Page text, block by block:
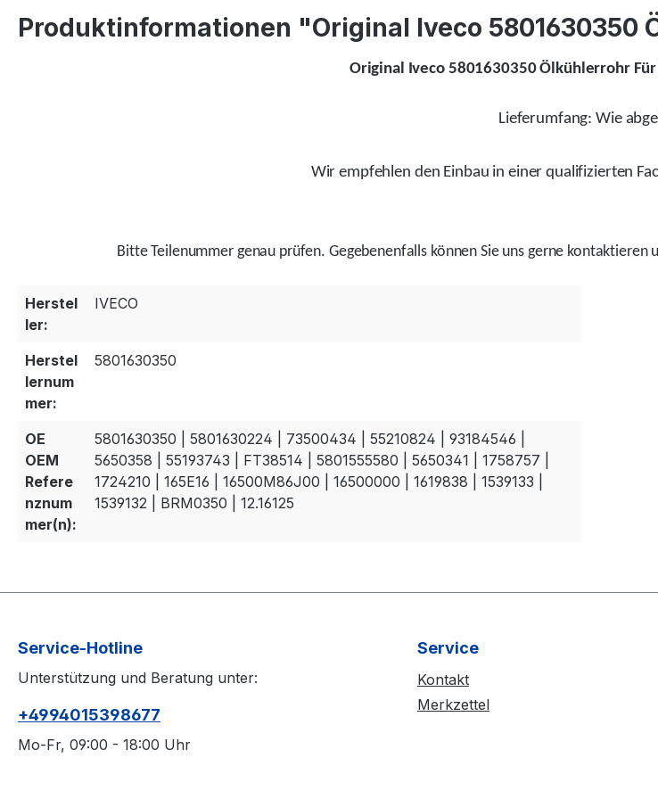
Produktinformationen "Original Iveco 5801630350
Original Iveco 5801630350 Ölkühlerrohr
Lieferumfang: Wie
Wir empfehlen den Einbau in einer qualifizierten
Bitte Teilenummer genau prüfen. Gegebenenfalls können Sie uns gerne kontaktieren
Herstel
ler:
IVECO
Herstel
lernum
mer:
5801630350
OE
OEM
Refere
nznum
mer(n):
5801630350 | 5801630224 | 73500434 | 55210824 | 93184546 |
5650358 | 55193743 | FT38514 | 5801555580 | 5650341 | 1758757 |
1724210 | 165E16 | 16500M86J00 | 16500000 | 1619838 | 1539133 |
1539132 | BRM0350 | 12.16125
Service-Hotline
Unterstützung und Beratung unter:
+4994015398677
Mo-Fr, 09:00 - 18:00 Uhr
Service
Kontakt
Merkzettel